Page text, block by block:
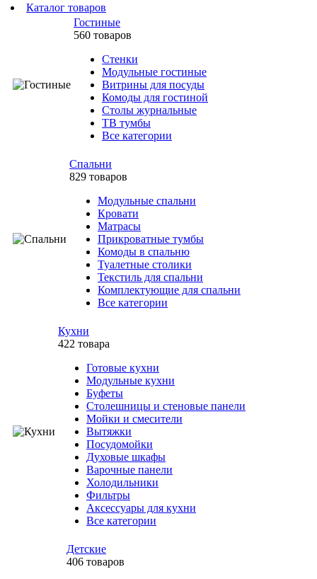
Каталог товаров
Гостиные
560 товаров
Стенки
Модульные гостиные
Витрины для посуды
Комоды для гостиной
Столы журнальные
ТВ тумбы
Все категории
Спальни
829 товаров
Модульные спальни
Кровати
Матрасы
Прикроватные тумбы
Комоды в спальню
Туалетные столики
Текстиль для спальни
Комплектующие для спальни
Все категории
Кухни
422 товара
Готовые кухни
Модульные кухни
Буфеты
Столешницы и стеновые панели
Мойки и смесители
Вытяжки
Посудомойки
Духовые шкафы
Варочные панели
Холодильники
Фильтры
Аксессуары для кухни
Все категории
Детские
406 товаров